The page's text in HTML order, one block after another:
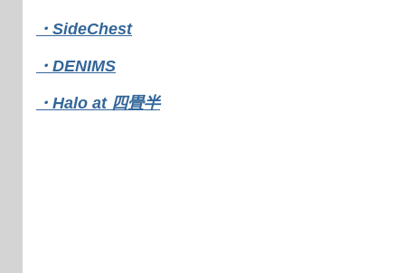
・SideChest
・DENIMS
・Halo at 四畳半